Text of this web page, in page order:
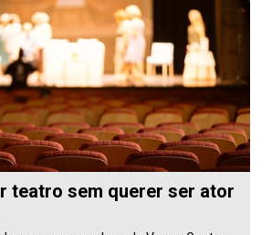
teatro sem querer ser ator